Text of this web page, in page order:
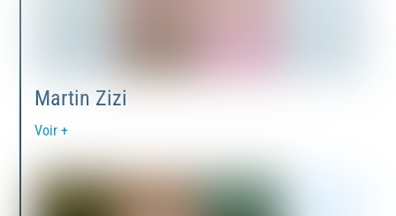
Martin Zizi
Voir +